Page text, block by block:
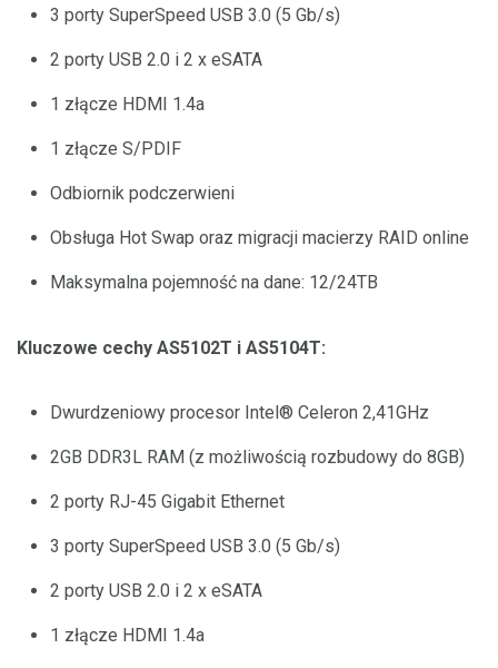
3 porty SuperSpeed USB 3.0 (5 Gb/s)
2 porty USB 2.0 i 2 x eSATA
1 złącze HDMI 1.4a
1 złącze S/PDIF
Odbiornik podczerwieni
Obsługa Hot Swap oraz migracji macierzy RAID online
Maksymalna pojemność na dane: 12/24TB
Kluczowe cechy AS5102T i AS5104T:
Dwurdzeniowy procesor Intel® Celeron 2,41GHz
2GB DDR3L RAM (z możliwością rozbudowy do 8GB)
2 porty RJ-45 Gigabit Ethernet
3 porty SuperSpeed USB 3.0 (5 Gb/s)
2 porty USB 2.0 i 2 x eSATA
1 złącze HDMI 1.4a